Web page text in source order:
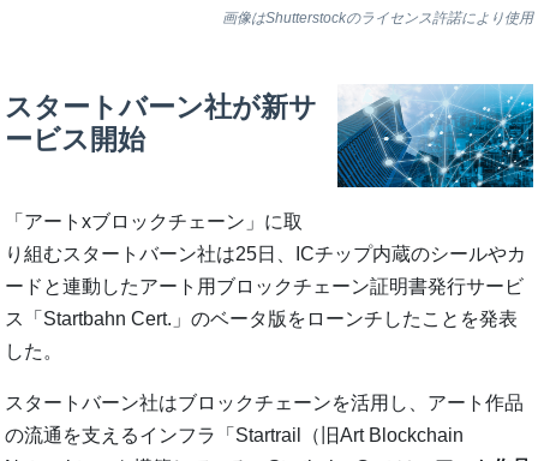
画像はShutterstockのライセンス許諾により使用
スタートバーン社が新サ
ービス開始
「アートxブロックチェーン」に取
り組むスタートバーン社は25日、ICチップ内蔵のシールやカ
ードと連動したアート用ブロックチェーン証明書発行サービ
ス「Startbahn Cert.」のベータ版をローンチしたことを発表
した。
スタートバーン社はブロックチェーンを活用し、アート作品
の流通を支えるインフラ「Startrail（旧Art Blockchain